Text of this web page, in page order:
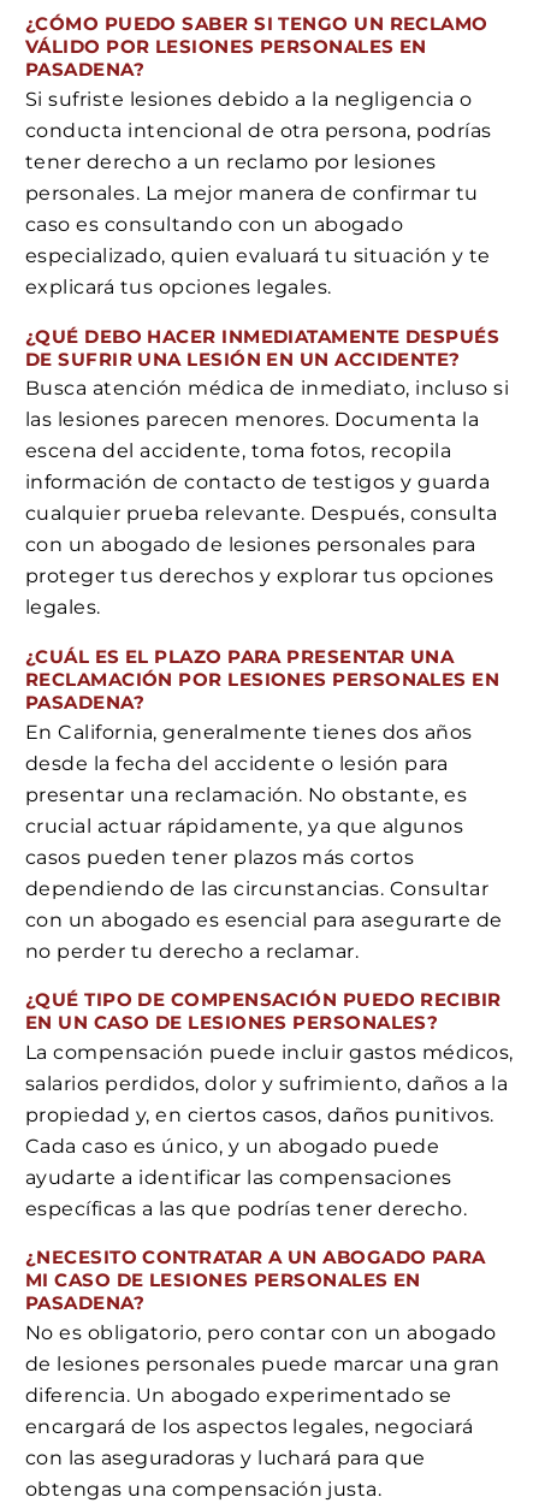
¿CÓMO PUEDO SABER SI TENGO UN RECLAMO
VÁLIDO POR LESIONES PERSONALES EN
PASADENA?
Si sufriste lesiones debido a la negligencia o
conducta intencional de otra persona, podrías
tener derecho a un reclamo por lesiones
personales. La mejor manera de confirmar tu
caso es consultando con un abogado
especializado, quien evaluará tu situación y te
explicará tus opciones legales.
¿QUÉ DEBO HACER INMEDIATAMENTE DESPUÉS
DE SUFRIR UNA LESIÓN EN UN ACCIDENTE?
Busca atención médica de inmediato, incluso si
las lesiones parecen menores. Documenta la
escena del accidente, toma fotos, recopila
información de contacto de testigos y guarda
cualquier prueba relevante. Después, consulta
con un abogado de lesiones personales para
proteger tus derechos y explorar tus opciones
legales.
¿CUÁL ES EL PLAZO PARA PRESENTAR UNA
RECLAMACIÓN POR LESIONES PERSONALES EN
PASADENA?
En California, generalmente tienes dos años
desde la fecha del accidente o lesión para
presentar una reclamación. No obstante, es
crucial actuar rápidamente, ya que algunos
casos pueden tener plazos más cortos
dependiendo de las circunstancias. Consultar
con un abogado es esencial para asegurarte de
no perder tu derecho a reclamar.
¿QUÉ TIPO DE COMPENSACIÓN PUEDO RECIBIR
EN UN CASO DE LESIONES PERSONALES?
La compensación puede incluir gastos médicos,
salarios perdidos, dolor y sufrimiento, daños a la
propiedad y, en ciertos casos, daños punitivos.
Cada caso es único, y un abogado puede
ayudarte a identificar las compensaciones
específicas a las que podrías tener derecho.
¿NECESITO CONTRATAR A UN ABOGADO PARA
MI CASO DE LESIONES PERSONALES EN
PASADENA?
No es obligatorio, pero contar con un abogado
de lesiones personales puede marcar una gran
diferencia. Un abogado experimentado se
encargará de los aspectos legales, negociará
con las aseguradoras y luchará para que
obtengas una compensación justa.